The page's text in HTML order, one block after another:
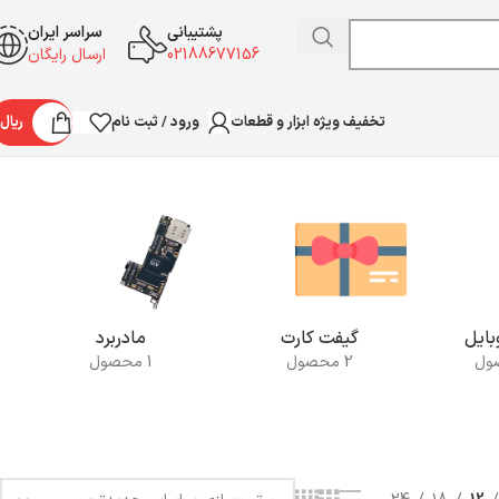
پشتیبانی
02188677156
سراسر ایران
ارسال رایگان
تخفیف ویژه ابزار و قطعات ورود / ثبت نام ریال
نمایش یک نتیجه
گیفت کارت
2 محصول
مادربرد
1 محصول